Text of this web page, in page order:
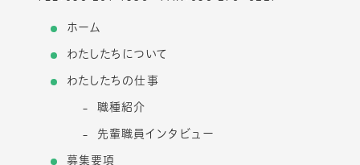
ホーム
わたしたちについて
わたしたちの仕事
職種紹介
先輩職員インタビュー
募集要項